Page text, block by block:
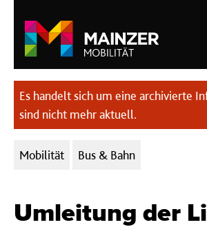
Es handelt sich um eine archivierte
sind nicht mehr aktuell.
Kategorien:
Mobilität
Bus & Bahn
Umleitung der